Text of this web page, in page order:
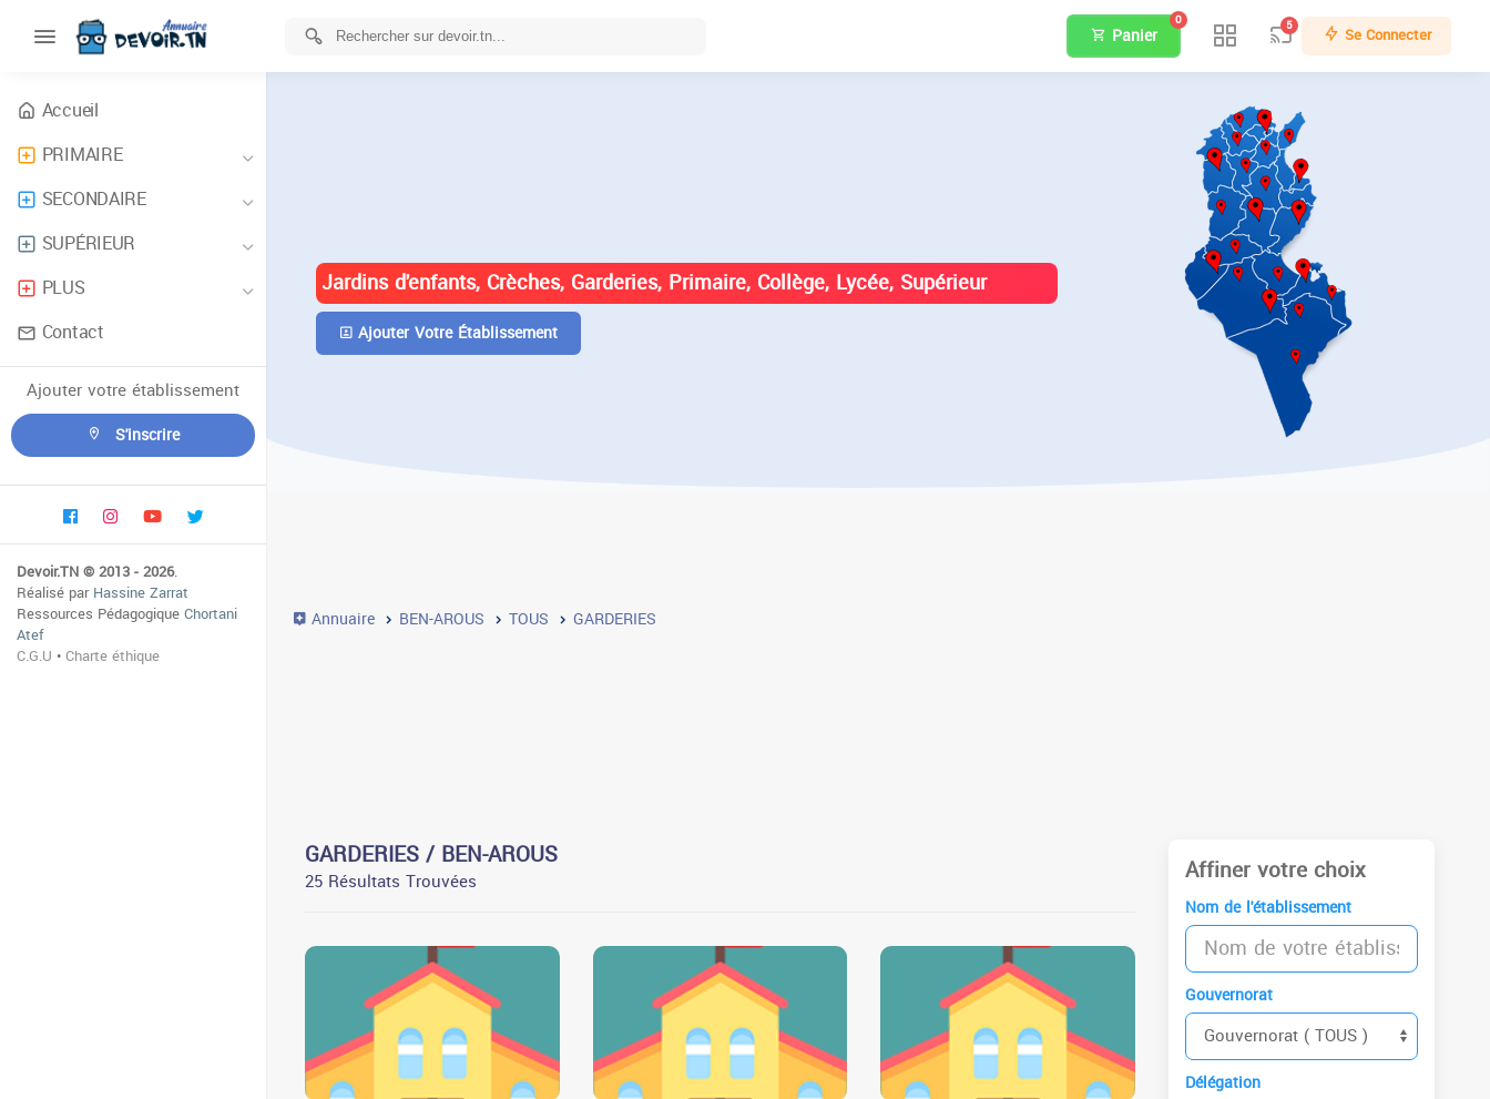
Accueil
PRIMAIRE
SECONDAIRE
SUPÉRIEUR
PLUS
Contact
Ajouter votre établissement
S'inscrire
Devoir.TN © 2013 - 2026.
Réalisé parHassine Zarrat
Ressources PédagogiqueChortani
Atef
C.G.U •Charte éthique
Panier
0 5 Se Connecter
Jardins d'enfants, Crèches, Garderies, Primaire, Collège, Lycée, Supérieur
Ajouter Votre Établissement
Annuaire BEN-AROUS TOUS GARDERIES
GARDERIES / BEN-AROUS
25 Résultats Trouvées Affiner votre choix
Nom de l'établissement
Gouvernorat
Délégation